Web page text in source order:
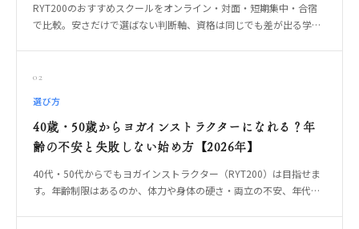
RYT200のおすすめスクールをオンライン・対面・短期集中・合宿
で比較。安さだけで選ばない判断軸、資格は同じでも差が出る学び
02
選び方
40歳・50歳からヨガインストラクターになれる？年
齢の不安と失敗しない始め方【2026年】
40代・50代からでもヨガインストラクター（RYT200）は目指せま
す。年齢制限はあるのか、体力や身体の硬さ・両立の不安、年代だ